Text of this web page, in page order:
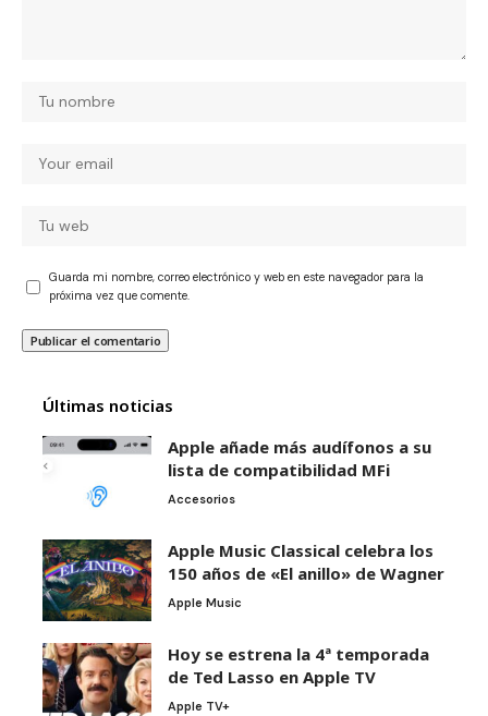
Guarda mi nombre, correo electrónico y web en este navegador para la
próxima vez que comente.
Últimas noticias
Apple añade más audífonos a su
lista de compatibilidad MFi
Accesorios
Apple Music Classical celebra los
150 años de «El anillo» de Wagner
Apple Music
Hoy se estrena la 4ª temporada
de Ted Lasso en Apple TV
Apple TV+